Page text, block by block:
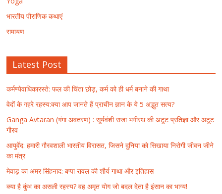
भारतीय पौराणिक कथाएं
रामायण
Latest Post
कर्मण्येवाधिकारस्ते: फल की चिंता छोड़, कर्म को ही धर्म बनाने की गाथा
वेदों के गहरे रहस्य:क्या आप जानते हैं प्राचीन ज्ञान के ये 5 अद्भुत सत्य?
Ganga Avtaran (गंगा अवतरण) : सूर्यवंशी राजा भगीरथ की अटूट प्रतिज्ञा और अटूट
गौरव
आयुर्वेद: हमारी गौरवशाली भारतीय विरासत, जिसने दुनिया को सिखाया निरोगी जीवन जीने
का मंत्र
मेवाड़ का अमर सिंहनाद: बप्पा रावल की शौर्य गाथा और इतिहास
क्या है कुंभ का असली रहस्य? वह अमृत योग जो बदल देता है इंसान का भाग्य!